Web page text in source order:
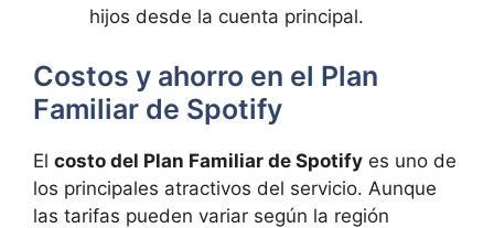
hijos desde la cuenta principal.
Costos y ahorro en el Plan
Familiar de Spotify
El costo del Plan Familiar de Spotify es uno de
los principales atractivos del servicio. Aunque
las tarifas pueden variar según la región